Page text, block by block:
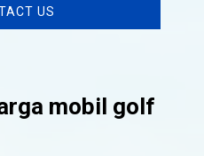
US
mobil golf